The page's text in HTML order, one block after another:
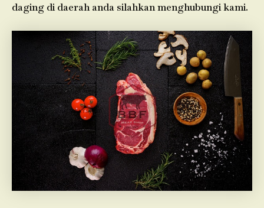
daging di daerah anda silahkan menghubungi kami.